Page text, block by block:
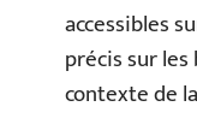
accessibles
précis sur
contexte de